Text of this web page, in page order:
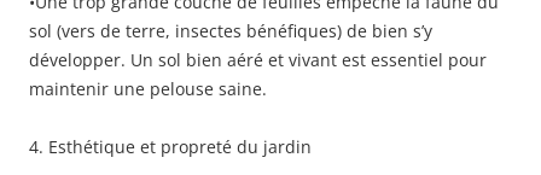
sol (vers de terre, insectes bénéfiques) de bien s’y
développer. Un sol bien aéré et vivant est essentiel pour
maintenir une pelouse saine.
4. Esthétique et propreté du jardin